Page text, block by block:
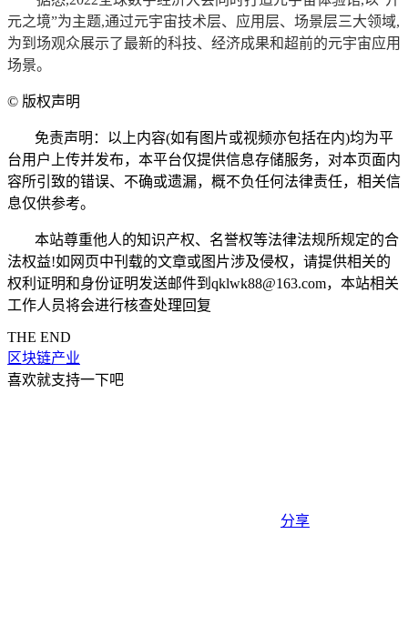
元之境”为主题,通过元宇宙技术层、应用层、场景层三大领域,
为到场观众展示了最新的科技、经济成果和超前的元宇宙应用
场景。
© 版权声明
免责声明：以上内容(如有图片或视频亦包括在内)均为平
台用户上传并发布，本平台仅提供信息存储服务，对本页面内
容所引致的错误、不确或遗漏，概不负任何法律责任，相关信
息仅供参考。
本站尊重他人的知识产权、名誉权等法律法规所规定的合
法权益!如网页中刊载的文章或图片涉及侵权，请提供相关的
权利证明和身份证明发送邮件到qklwk88@163.com，本站相关
工作人员将会进行核查处理回复
THE END
区块链产业
喜欢就支持一下吧
分享